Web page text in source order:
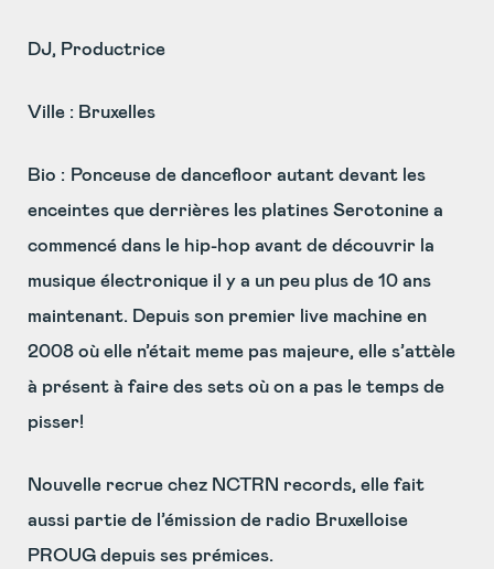
DJ, Productrice
Ville : Bruxelles
Bio : Ponceuse de dancefloor autant devant les
enceintes que derrières les platines Serotonine a
commencé dans le hip-hop avant de découvrir la
musique électronique il y a un peu plus de 10 ans
maintenant. Depuis son premier live machine en
2008 où elle n’était meme pas majeure, elle s’attèle
à présent à faire des sets où on a pas le temps de
pisser!
Nouvelle recrue chez NCTRN records, elle fait
aussi partie de l’émission de radio Bruxelloise
PROUG depuis ses prémices.